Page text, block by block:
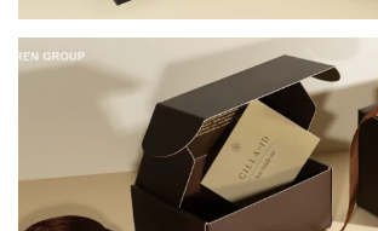
КОМПЛЕКСНЕ ПАКУВАННЯ ДЛЯ
КОСМЕТИКИ CILLA BY ID